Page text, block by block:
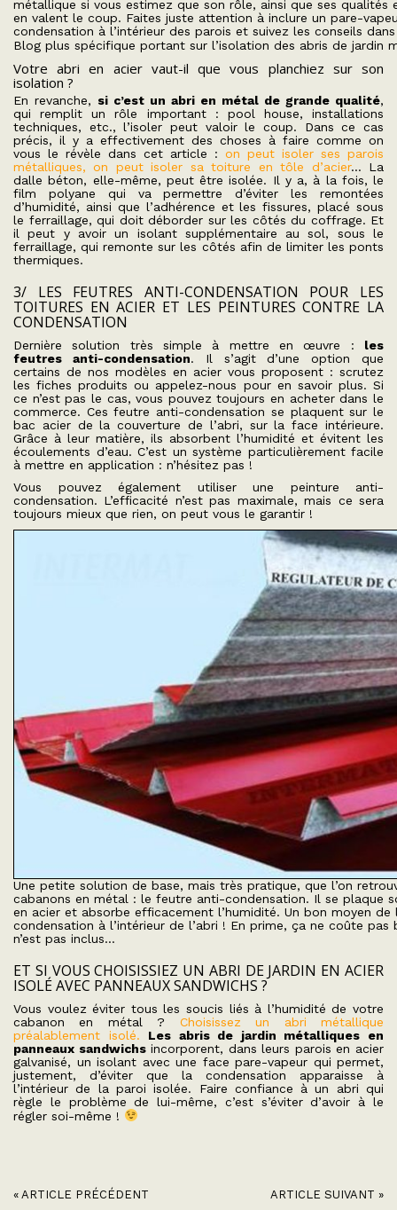
métallique si vous estimez que son rôle, ainsi que ses qualités
en valent le coup. Faites juste attention à inclure un pare-
condensation à l’intérieur des parois et suivez les conseils
Blog plus spécifique portant sur l’isolation des abris de jardin
Votre abri en acier vaut-il que vous planchiez sur son
isolation ?
En revanche, si c’est un abri en métal de grande qualité,
qui remplit un rôle important : pool house, installations
techniques, etc., l’isoler peut valoir le coup. Dans ce cas
précis, il y a effectivement des choses à faire comme on
vous le révèle dans cet article : on peut isoler ses parois
métalliques, on peut isoler sa toiture en tôle d’acier… La
dalle béton, elle-même, peut être isolée. Il y a, à la fois, le
film polyane qui va permettre d’éviter les remontées
d’humidité, ainsi que l’adhérence et les fissures, placé sous
le ferraillage, qui doit déborder sur les côtés du coffrage. Et
il peut y avoir un isolant supplémentaire au sol, sous le
ferraillage, qui remonte sur les côtés afin de limiter les ponts
thermiques.
3/ LES FEUTRES ANTI-CONDENSATION POUR LES
TOITURES EN ACIER ET LES PEINTURES CONTRE LA
CONDENSATION
Dernière solution très simple à mettre en œuvre : les
feutres anti-condensation. Il s’agit d’une option que
certains de nos modèles en acier vous proposent : scrutez
les fiches produits ou appelez-nous pour en savoir plus. Si
ce n’est pas le cas, vous pouvez toujours en acheter dans le
commerce. Ces feutre anti-condensation se plaquent sur le
bac acier de la couverture de l’abri, sur la face intérieure.
Grâce à leur matière, ils absorbent l’humidité et évitent les
écoulements d’eau. C’est un système particulièrement facile
à mettre en application : n’hésitez pas !
Vous pouvez également utiliser une peinture anti-
condensation. L’efficacité n’est pas maximale, mais ce sera
toujours mieux que rien, on peut vous le garantir !
Une petite solution de base, mais très pratique, que l’on
cabanons en métal : le feutre anti-condensation. Il se plaque
en acier et absorbe efficacement l’humidité. Un bon moyen
condensation à l’intérieur de l’abri ! En prime, ça ne coûte pas
n’est pas inclus…
ET SI VOUS CHOISISSIEZ UN ABRI DE JARDIN EN ACIER
ISOLÉ AVEC PANNEAUX SANDWICHS ?
Vous voulez éviter tous les soucis liés à l’humidité de votre
cabanon en métal ? Choisissez un abri métallique
préalablement isolé.
Les abris de jardin métalliques en
panneaux sandwichsincorporent, dans leurs parois en acier
galvanisé, un isolant avec une face pare-vapeur qui permet,
justement, d’éviter que la condensation apparaisse à
l’intérieur de la paroi isolée. Faire confiance à un abri qui
règle le problème de lui-même, c’est s’éviter d’avoir à le
régler soi-même !
« ARTICLE PRÉCÉDENT ARTICLE SUIVANT »